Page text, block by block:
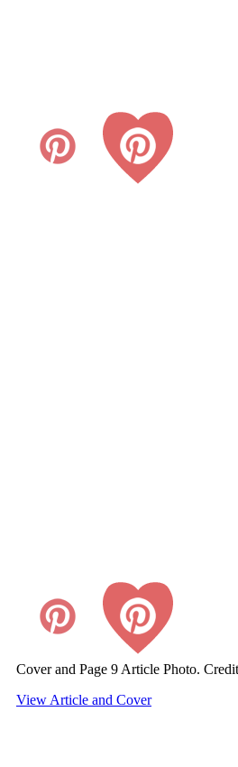
Cover and Page 9 Article Photo.
View Article and Cover